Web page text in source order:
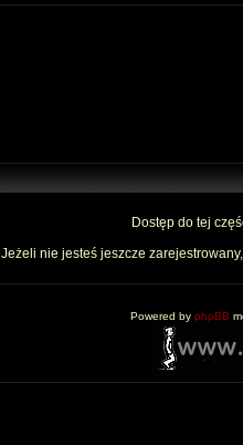
Dostęp do tej
Jeżeli nie jesteś jeszcze
Powered by phpBB